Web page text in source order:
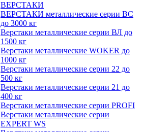
ВЕРСТАКИ
ВЕРСТАКИ металлические серии ВС
до 3000 кг
Верстаки металлические серии ВЛ до
1500 кг
Верстаки металлические WOKER до
1000 кг
Верстаки металлические серии 22 до
500 кг
Верстаки металлические серии 21 до
400 кг
Верстаки металлические серии PROFI
Верстаки металлические серии
EXPERT WS